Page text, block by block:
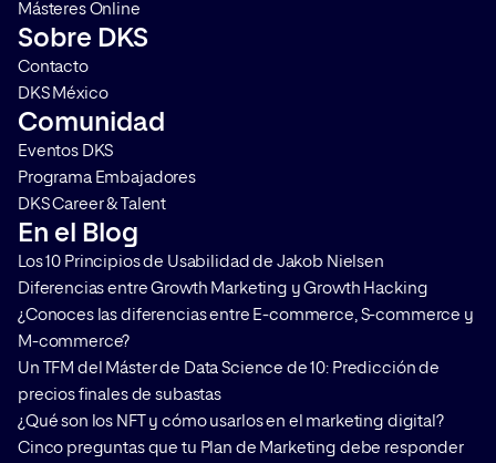
Másteres Online
Sobre DKS
Contacto
DKS México
Comunidad
Eventos DKS
Programa Embajadores
DKS Career & Talent
En el Blog
Los 10 Principios de Usabilidad de Jakob Nielsen
Diferencias entre Growth Marketing y Growth Hacking
¿Conoces las diferencias entre E-commerce, S-commerce y
M-commerce?
Un TFM del Máster de Data Science de 10: Predicción de
precios finales de subastas
¿Qué son los NFT y cómo usarlos en el marketing digital?
Cinco preguntas que tu Plan de Marketing debe responder